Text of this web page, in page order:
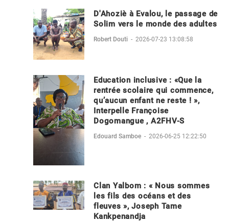
D'Ahoziè à Evalou, le passage de
Solim vers le monde des adultes
Robert Douti - 2026-07-23 13:08:58
Education inclusive : «Que la
rentrée scolaire qui commence,
qu’aucun enfant ne reste ! »,
Interpelle Françoise
Dogomangue , A2FHV-S
Edouard Samboe - 2026-06-25 12:22:50
Clan Yalbom : « Nous sommes
les fils des océans et des
fleuves », Joseph Tame
Kankpenandja